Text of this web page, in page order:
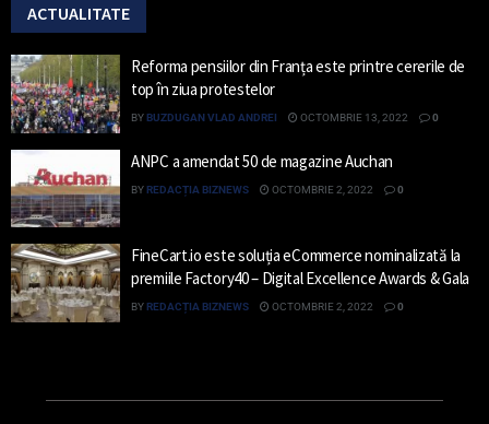
ACTUALITATE
Reforma pensiilor din Franța este printre cererile de
top în ziua protestelor
BY BUZDUGAN VLAD ANDREI OCTOMBRIE 13, 2022 0
ANPC a amendat 50 de magazine Auchan
BYREDACȚIA BIZNEWS OCTOMBRIE 2, 2022 0
FineCart.io este soluția eCommerce nominalizată la
premiile Factory40 – Digital Excellence Awards & Gala
BY REDACȚIA BIZNEWS OCTOMBRIE 2, 2022 0